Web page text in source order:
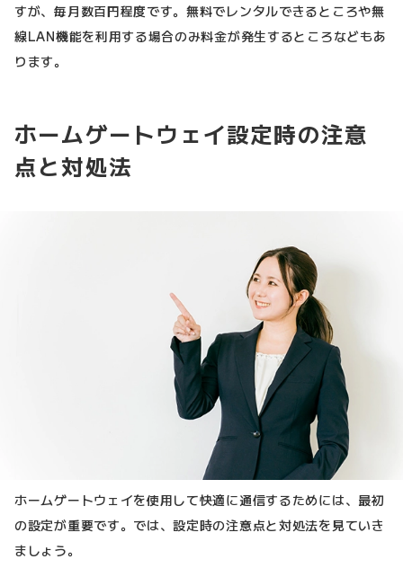
すが、毎月数百円程度です。無料でレンタルできるところや無
線LAN機能を利用する場合のみ料金が発生するところなどもあ
ります。
ホームゲートウェイ設定時の注意
点と対処法
ホームゲートウェイを使用して快適に通信するためには、最初
の設定が重要です。では、設定時の注意点と対処法を見ていき
ましょう。